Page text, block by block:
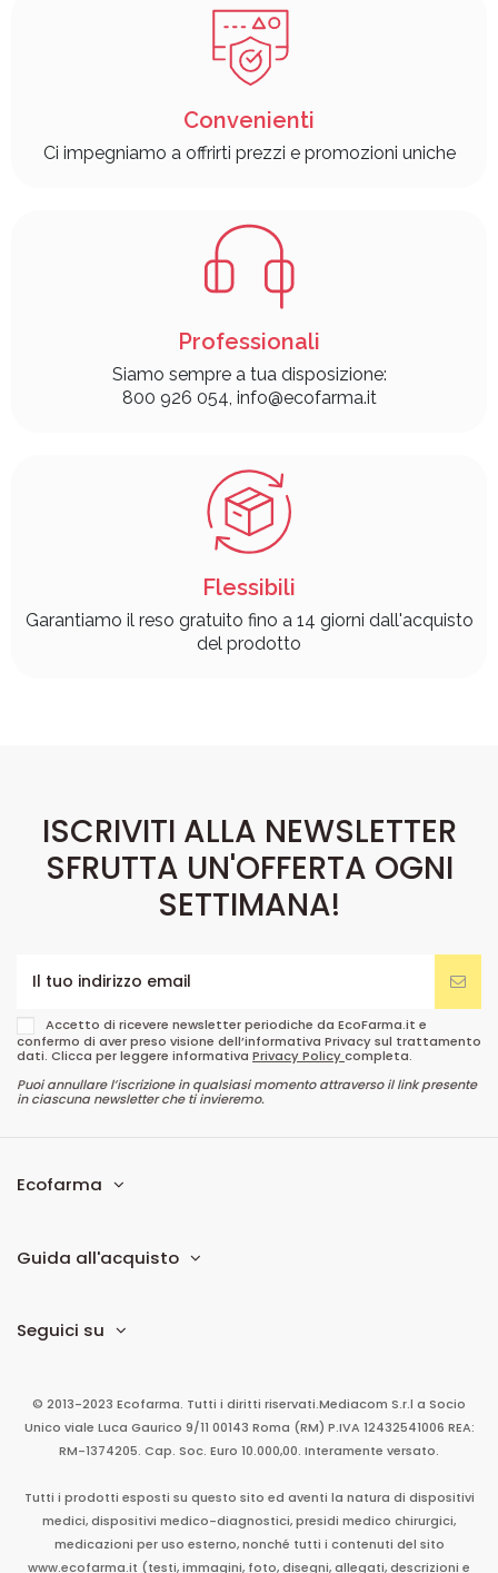
Convenienti
Ci impegniamo a offrirti prezzi e promozioni uniche
Professionali
Siamo sempre a tua disposizione:
800 926 054, info@ecofarma.it
Flessibili
Garantiamo il reso gratuito fino a 14 giorni dall'acquisto
del prodotto
ISCRIVITI ALLA NEWSLETTER
SFRUTTA UN'OFFERTA OGNI
SETTIMANA!
Accetto di ricevere newsletter periodiche da EcoFarma.it e
confermo di aver preso visione dell’informativa Privacy sul trattamento
dati. Clicca per leggere informativa Privacy Policycompleta.
Puoi annullare l’iscrizione in qualsiasi momento attraverso il link presente
in ciascuna newsletter che ti invieremo.
Ecofarma
Guida all'acquisto
Seguici su
© 2013-2023 Ecofarma. Tutti i diritti riservati.Mediacom S.r.l a Socio
Unico viale Luca Gaurico 9/11 00143 Roma (RM) P.IVA 12432541006 REA:
RM-1374205. Cap. Soc. Euro 10.000,00. Interamente versato.
Tutti i prodotti esposti su questo sito ed aventi la natura di dispositivi
medici, dispositivi medico-diagnostici, presidi medico chirurgici,
medicazioni per uso esterno, nonché tutti i contenuti del sito
www.ecofarma.it (testi, immagini, foto, disegni, allegati, descrizioni e